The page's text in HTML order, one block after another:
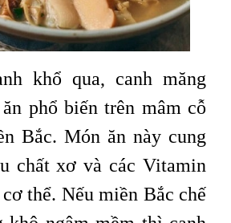
khổ qua, canh măng
phổ biến trên mâm cỗ
Bắc. Món ăn này cung
chất xơ và các Vitamin
thể. Nếu miền Bắc chế